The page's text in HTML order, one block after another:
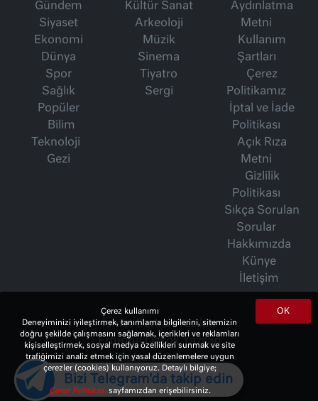
Gündem
Siyaset
Ekonomi
Dünya
Spor
Sağlık
Popüler
Bilim
Teknoloji
Gezi
Kültür Sanat
Arkeoloji
Müzik
Sinema
Tiyatro
Sergi
Aydınlatma
Metni
Kullanım
Şartları
Çerez
Politikamız
İptal ve İade
Politikası
Açık Rıza
Metni
Gizlilik
Politikası
Sıkça Sorulan
Sorular
Hakkımızda
Künye
İletişim
İsmet Berkan Yazıları
Ertuğrul Özkök Yazıları
Haftalık Gazete
OK
Çerez kullanımı
Deneyiminizi iyileştirmek, tanımlama bilgilerini, sitemizin
doğru şekilde çalışmasını sağlamak, içerikleri ve reklamları
kişiselleştirmek, sosyal medya özellikleri sunmak ve site
trafiğimizi analiz etmek için yasal düzenlemelere uygun
çerezler (cookies) kullanıyoruz. Detaylı bilgiye;
Çerez Politikasısayfamızdan erişebilirsiniz.
Bizi Telegram'da takip edin